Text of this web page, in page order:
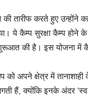
की तारीफ करते हुए
ये कैम्प सुरक्षा कैम्प
की है। इस योजना में
अपने क्षेत्र में
हैं, क्योंकि इनके अंदर